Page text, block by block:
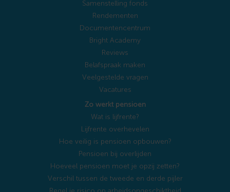
Samenstelling fonds
Rendementen
Documentencentrum
Bright Academy
Reviews
Belafspraak maken
Veelgestelde vragen
Vacatures
Zo werkt pensioen
Wat is lijfrente?
Lijfrente overhevelen
Hoe veilig is pensioen opbouwen?
Pensioen bij overlijden
Hoeveel pensioen moet je opzij zetten?
Verschil tussen de tweede en derde pijler